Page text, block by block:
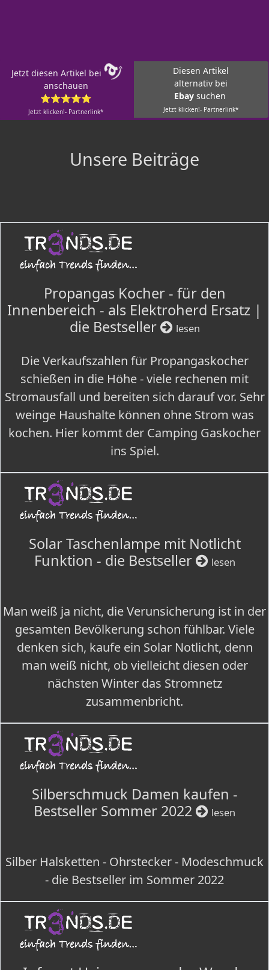
Jetzt diesen Artikel bei
anschauen
⭐⭐⭐⭐⭐
Jetzt klicken!- Partnerlink*
Diesen Artikel
alternativ bei
Ebay suchen
Jetzt klicken!- Partnerlink*
Unsere Beiträge
Propangas Kocher - für den
Innenbereich - als Elektroherd Ersatz |
die Bestseller
lesen
Die Verkaufszahlen für Propangaskocher
schießen in die Höhe - viele rechenen mit
Stromausfall und bereiten sich darauf vor. Sehr
weinge Haushalte können ohne Strom was
kochen. Hier kommt der Camping Gaskocher
ins Spiel.
Solar Taschenlampe mit Notlicht
Funktion - die Bestseller
lesen
Man weiß ja nicht, die Verunsicherung ist in der
gesamten Bevölkerung schon fühlbar. Viele
denken sich, kaufe ein Solar Notlicht, denn
man weiß nicht, ob vielleicht diesen oder
nächsten Winter das Stromnetz
zusammenbricht.
Silberschmuck Damen kaufen -
Bestseller Sommer 2022
lesen
Silber Halsketten - Ohrstecker - Modeschmuck
- die Bestseller im Sommer 2022